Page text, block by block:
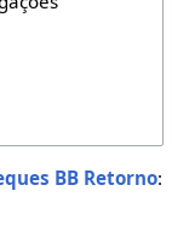
BB Retorno: